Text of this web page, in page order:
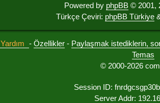
Powered by phpBB © 2001,
Türkçe Çeviri: phpBB Türkiye
Yardım - Özellikler - Paylaşmak istediklerin,
Temas
© 2000-2026
Session ID:
Server Addr: